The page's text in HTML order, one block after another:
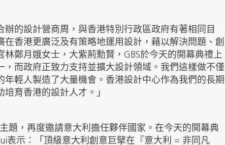
的設計營商周，與香港特別行政區政府有著相同目
香港更廣泛及有策略地運用設計，藉以解決問題、創
鄭月娥女士，大紫荊勳賢，GBS於今天的開幕典禮上
而政府正致力支持並擴大設計領域。我們這樣做不僅
輕人製造了大量機會。香港設計中心作為我們的長期
育香港的設計人才。」
題，再度邀請意大利擔任夥伴國家。在今天的開幕典
表示：「頂級意大利創意巨擘在『意大利 = 非同凡